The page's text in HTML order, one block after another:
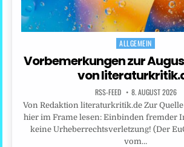
Posted
ALLGEMEIN
Vorbemerkungen zur
von
RSS-FEED 8. AUGUST 2026
Von Redaktion literaturkritik.de Zur
hier im Frame lesen: Einbinden fremder
keine Urheberrechtsverletzung! (Der
vom…